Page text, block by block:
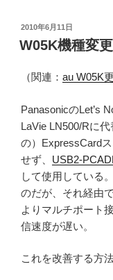
投
稿
日:
2010年6月11日
W05K機種変
（関連： au W05K
PanasonicのLet’s
LaVie LN500/Rに
の）ExpressCard
せず、 USB2-
して使用している
のだが、それ経由
よりマルチポート
信速度が遅い。
これを改善する方